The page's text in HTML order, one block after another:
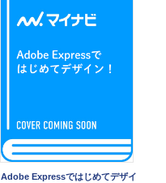
Adobe Expressではじめてデザイ